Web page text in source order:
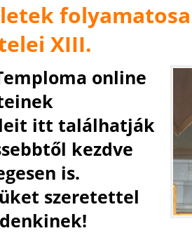
XIII.
online
itt találhatják
kezdve
is.
szeretettel